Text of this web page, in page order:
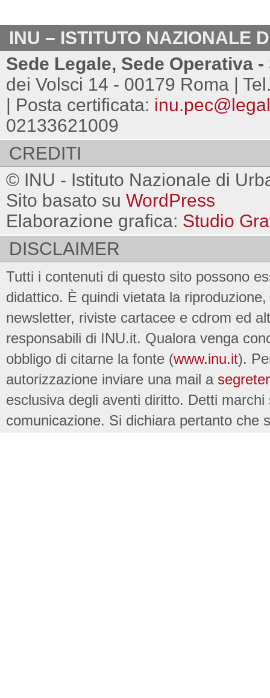
INU – ISTITUTO NAZIONALE
Sede Legale, Sede Operativa
dei Volsci 14 - 00179 Roma |
| Posta certificata:
02133621009
CREDITI
© INU - Istituto Nazionale di
Sito basato su WordPress
Elaborazione grafica: Studio
DISCLAIMER
Tutti i contenuti di questo sito possono
didattico. È quindi vietata la
newsletter, riviste cartacee e cdrom ed
responsabili di INU.it. Qualora venga
obbligo di citarne la fonte (www.inu.it).
autorizzazione inviare una mail a
esclusiva degli aventi diritto. Detti
comunicazione. Si dichiara pertanto che